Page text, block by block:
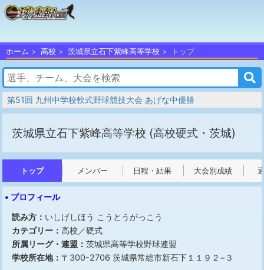
ホーム 高校 茨城県立石下紫峰高等学校 トップ
第51回 九州中学校軟式野球競技大会 あげな中優勝
茨城県立石下紫峰高等学校 (高校硬式・茨城)
トップ メンバー 日程・結果 大会別成績
• プロフィール
読み方： いしげしほう こうとうがっこう
カテゴリー： 高校／硬式
所属リーグ・連盟： 茨城県高等学校野球連盟
学校所在地： 〒300-2706 茨城県常総市新石下１１９２−３